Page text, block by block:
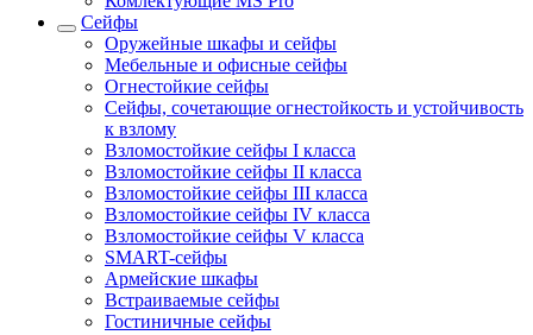
Сейфы
Оружейные шкафы и сейфы
Мебельные и офисные сейфы
Огнестойкие сейфы
Сейфы, сочетающие огнестойкость и устойчивость
к взлому
Взломостойкие сейфы I класса
Взломостойкие сейфы II класса
Взломостойкие сейфы III класса
Взломостойкие сейфы IV класса
Взломостойкие сейфы V класса
SMART-сейфы
Армейские шкафы
Встраиваемые сейфы
Гостиничные сейфы